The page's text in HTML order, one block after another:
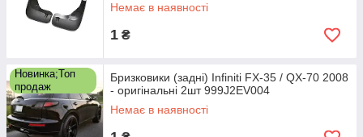
Немає в наявності
1 ₴
Новинка;Топ
продаж
Бризковики (задні) Infiniti FX-35 / QX-70 2008
- оригінальні 2шт 999J2EV004
Немає в наявності